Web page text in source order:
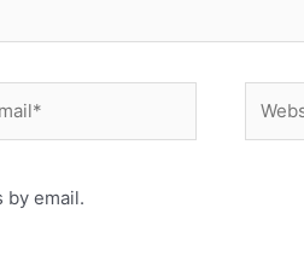
by email.